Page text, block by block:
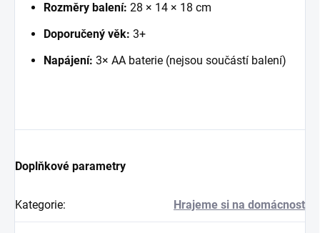
Rozměry balení: 28 × 14 × 18 cm
Doporučený věk: 3+
Napájení: 3× AA baterie (nejsou součástí balení)
Doplňkové parametry
Kategorie: Hrajeme si na domácnost